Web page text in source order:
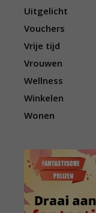
Uitgelicht
Vouchers
Vrije tijd
Vrouwen
Wellness
Winkelen
Wonen